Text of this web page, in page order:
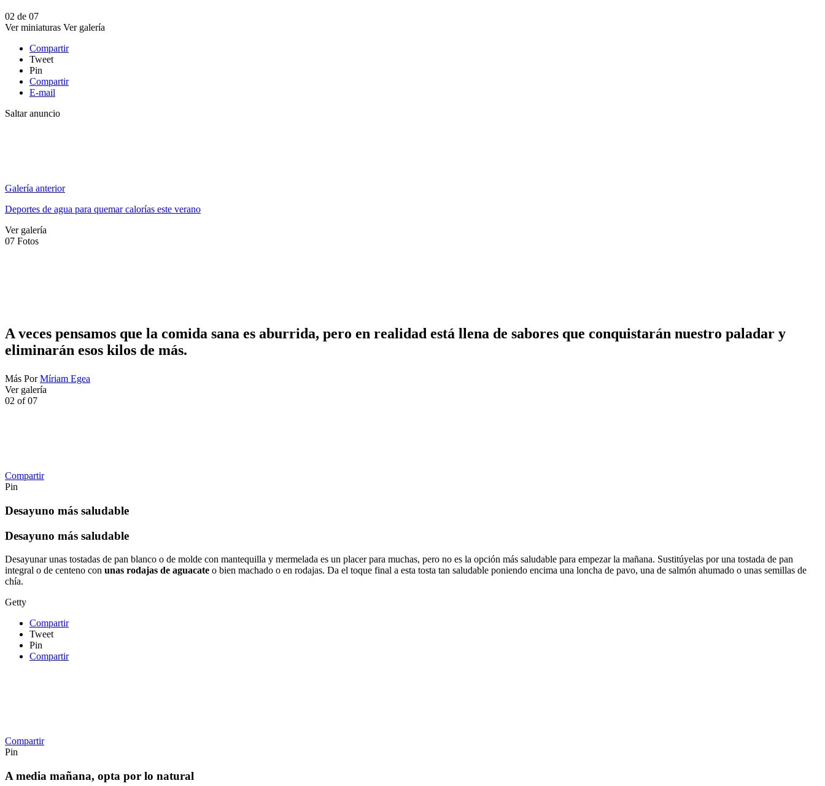
02 de 07
Ver miniaturas Ver galería
Compartir
Tweet
Pin
Compartir
E-mail
Saltar anuncio
Galería anterior
Deportes de agua para quemar calorías este verano
Ver galería
07 Fotos
A veces pensamos que la comida sana es aburrida, pero en realidad está llena de sabores que conquistarán nuestro paladar y
eliminarán esos kilos de más.
Más PorMíriam Egea
Ver galería
02 of 07
Compartir
Pin
Desayuno más saludable
Desayuno más saludable
Desayunar unas tostadas de pan blanco o de molde con mantequilla y mermelada es un placer para muchas, pero no es la opción más saludable para empezar la mañana. Sustitúyelas por una tostada de pan
integral o de centeno con unas rodajas de aguacate o bien machado o en rodajas. Da el toque final a esta tosta tan saludable poniendo encima una loncha de pavo, una de salmón ahumado o unas semillas de
chía.
Getty
Compartir
Tweet
Pin
Compartir
Compartir
Pin
A media mañana, opta por lo natural